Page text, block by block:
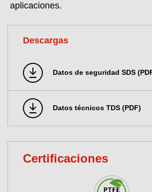
aplicaciones.
Descargas
Datos de seguridad SDS
Datos técnicos TDS (PDF)
Certificaciones